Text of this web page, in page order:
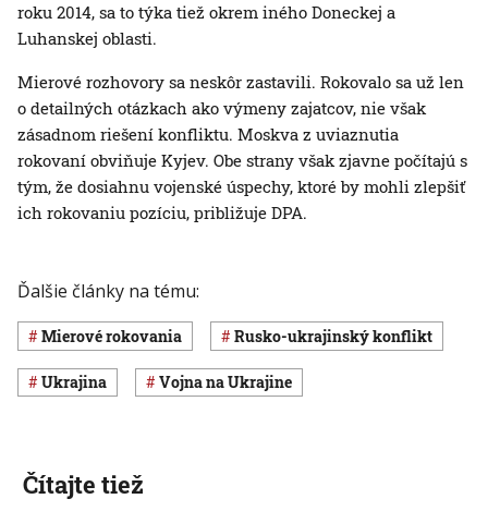
roku 2014, sa to týka tiež okrem iného Doneckej a
Luhanskej oblasti.
Mierové rozhovory sa neskôr zastavili. Rokovalo sa už len
o detailných otázkach ako výmeny zajatcov, nie však
zásadnom riešení konfliktu. Moskva z uviaznutia
rokovaní obviňuje Kyjev. Obe strany však zjavne počítajú s
tým, že dosiahnu vojenské úspechy, ktoré by mohli zlepšiť
ich rokovaniu pozíciu, približuje DPA.
Ďalšie články na tému:
mierové rokovania rusko-ukrajinský konflikt
Ukrajina vojna na Ukrajine
Čítajte tiež